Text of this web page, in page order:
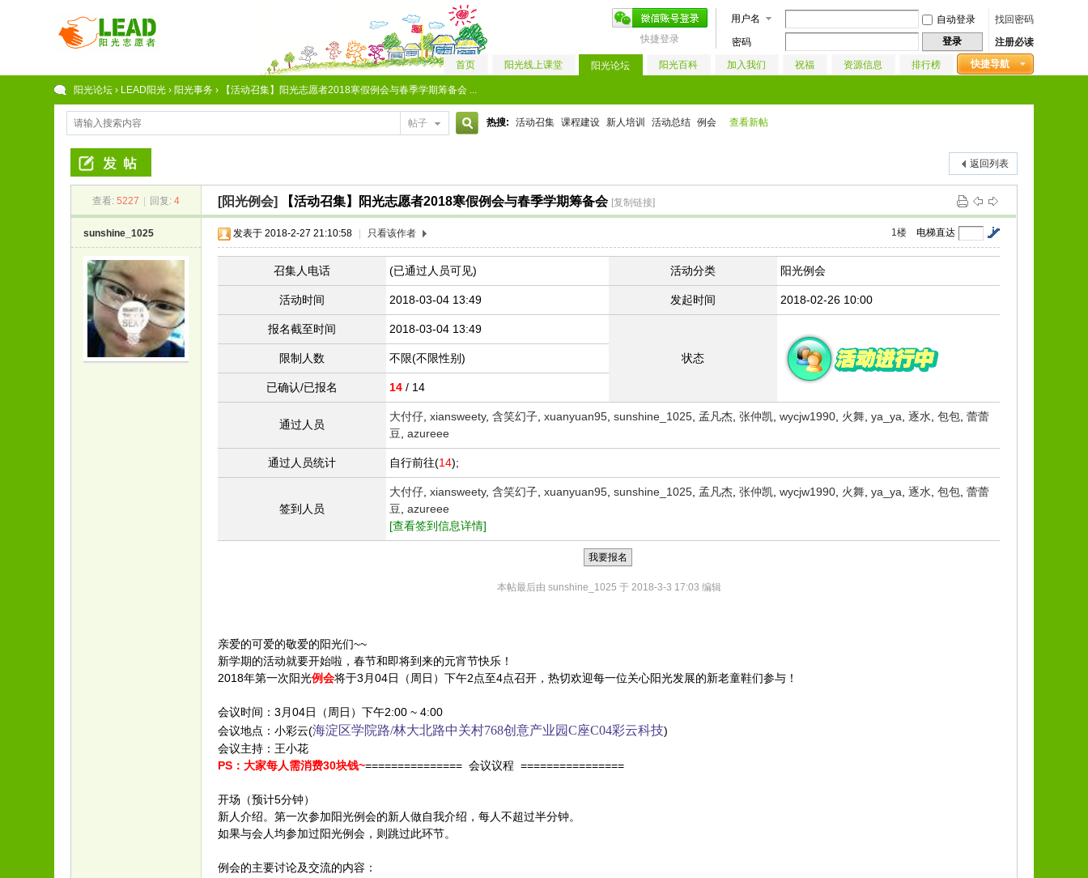
用户名 自动登录
找回密码
密码
登录 注册必读
快捷登录
快捷导航
首页 阳光线上课堂 阳光论坛 阳光百科 加入我们 祝福 资源信息 排行榜
阳光论坛 › LEAD阳光 › 阳光事务 › 【活动召集】阳光志愿者2018寒假例会与春季学期筹备会 ...
帖子
索
热搜: 活动召集 课程建设 新人培训 活动总结 例会 查看新帖
返回列表
查看: 5227 回复: 4 [阳光例会] 【活动召集】阳光志愿者2018寒假例会与春季学期筹备会 [复制链接]
sunshine_1025 电梯直达
1楼
发表于 2018-2-27 21:10:58 只看该作者
召集人电话 (已通过人员可见) 活动分类 阳光例会
活动时间 2018-03-04 13:49 发起时间 2018-02-26 10:00
报名截至时间 2018-03-04 13:49
状态
限制人数 不限(不限性别)
已确认/已报名 14 / 14
通过人员
大付仔 ,xiansweety,含笑幻子 ,xuanyuan95 ,sunshine_1025 ,孟凡杰 ,张仲凯 ,wycjw1990 火舞 ,ya_ya ,逐水 ,包包 ,蕾蕾
豆 ,azureee
通过人员统计 自行前往(14);
签到人员
大付仔 ,xiansweety,含笑幻子 ,xuanyuan95 ,sunshine_1025 ,孟凡杰 ,张仲凯 ,wycjw1990 火舞 ,ya_ya ,逐水 ,包包 ,蕾蕾
豆 ,azureee
[查看签到信息详情]
我要报名
本帖最后由 sunshine_1025 于 2018-3-3 17:03 编辑
亲爱的可爱的敬爱的阳光们~~
新学期的活动就要开始啦，春节和即将到来的元宵节快乐！
2018年第一次阳光例会将于3月04日（周日）下午2点至4点召开，热切欢迎每一位关心阳光发展的新老童鞋们参与！
会议时间：3月04日（周日）下午2:00 ~ 4:00
会议地点：小彩云(海淀区学院路/林大北路中关村768创意产业园C座C04彩云科技)
会议主持：王小花
PS：大家每人需消费30块钱~=============== 会议议程 ================
开场（预计5分钟）
新人介绍。第一次参加阳光例会的新人做自我介绍，每人不超过半分钟。
如果与会人均参加过阳光例会，则跳过此环节。
例会的主要讨论及交流的内容：